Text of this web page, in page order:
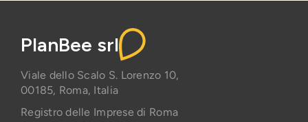
PlanBee srl
Viale dello Scalo S. Lorenzo 10,
00185, Roma, Italia
Registro delle Imprese di Roma